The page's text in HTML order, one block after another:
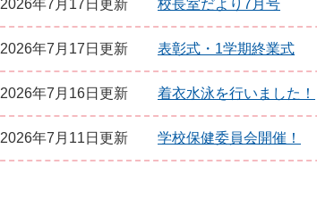
2026年7月17日更新 校長室だより7月号
2026年7月17日更新 表彰式・1学期終業式
2026年7月16日更新 着衣水泳を行いました！
2026年7月11日更新 学校保健委員会開催！